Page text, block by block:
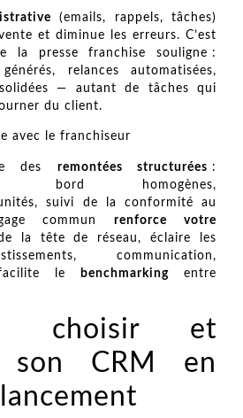
(emails, rappels, tâches)
et diminue les erreurs. C’est
la presse franchise souligne :
relances automatisées,
— autant de tâches qui
du client.
avec le franchiseur
des remontées structurées :
bord homogènes,
suivi de la conformité au
communrenforce votre
la tête de réseau, éclaire les
communication,
le
benchmarking entre
choisir et
son CRM en